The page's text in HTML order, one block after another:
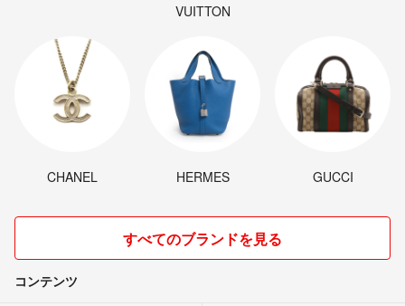
VUITTON
CHANEL HERMES GUCCI
すべてのブランドを見る
コンテンツ